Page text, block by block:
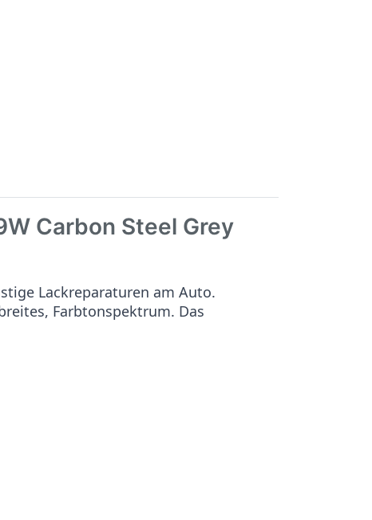
Carbon Steel Grey
Lackreparaturen am Auto.
Farbtonspektrum. Das